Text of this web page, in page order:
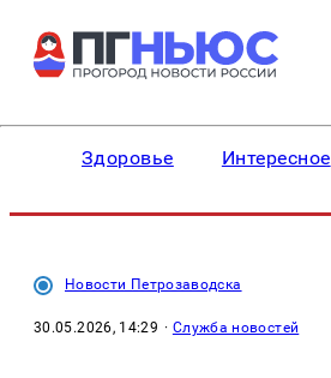
Здоровье Интересное
Новости Петрозаводска
30.05.2026, 14:29 · Служба новостей